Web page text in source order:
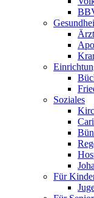
Soziales
Für